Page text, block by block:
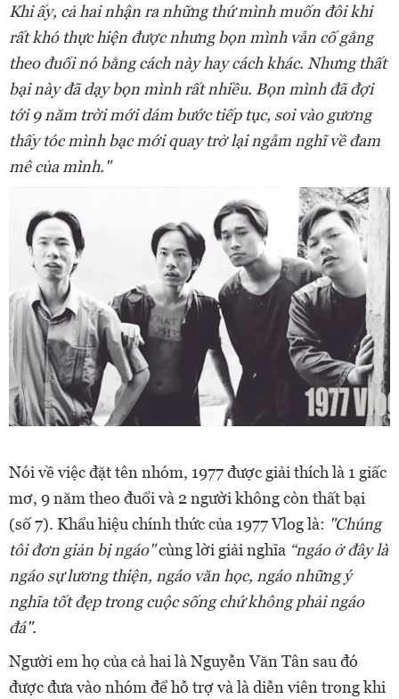
Khi ấy, cả hai nhận ra những thứ mình muốn đôi khi
rất khó thực hiện được nhưng bọn mình vẫn cố gắng
theo đuổi nó bằng cách này hay cách khác. Nhưng thất
bại này đã dạy bọn mình rất nhiều. Bọn mình đã đợi
tới 9 năm trời mới dám bước tiếp tục, soi vào gương
thấy tóc mình bạc mới quay trở lại ngẫm nghĩ về đam
mê của mình."
Nói về việc đặt tên nhóm, 1977 được giải thích là 1 giấc
mơ, 9 năm theo đuổi và 2 người không còn thất bại
(số 7). Khẩu hiệu chính thức của 1977 Vlog là: "Chúng
tôi đơn giản bị ngáo"cùng lời giải nghĩa “ngáo ở đây là
ngáo sự lương thiện, ngáo văn học, ngáo những ý
nghĩa tốt đẹp trong cuộc sống chứ không phải ngáo
đá".
Người em họ của cả hai là Nguyễn Văn Tân sau đó
được đưa vào nhóm để hỗ trợ và là diễn viên trong khi